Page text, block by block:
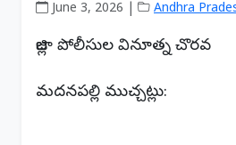
June 3, 2026 | Andhra
జిల్లా పోలీసుల వినూత్న చొరవ
మదనపల్లి ముచ్చట్లు: